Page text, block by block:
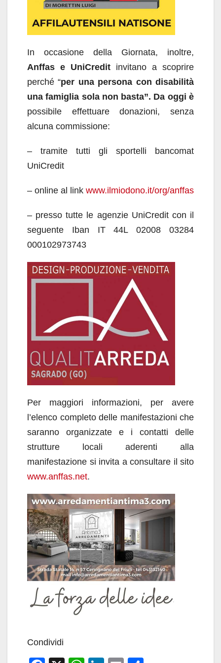
In occasione della Giornata, inoltre,
Anffas e UniCredit invitano a scoprire
perché “per una persona con disabilità
una famiglia sola non basta”. Da oggi è
possibile effettuare donazioni, senza
alcuna commissione:
– tramite tutti gli sportelli bancomat
UniCredit
– online al link www.ilmiodono.it/org/anffas
– presso tutte le agenzie UniCredit con il
seguente Iban IT 44L 02008 03284
000102973743
Per maggiori informazioni, per avere
l’elenco completo delle manifestazioni che
saranno organizzate e i contatti delle
strutture locali aderenti alla
manifestazione si invita a consultare il sito
www.anffas.net.
Condividi